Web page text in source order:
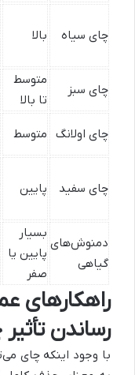
چای سیاه بالا
چای سبز
متوسط
تا بالا
چای اولانگ متوسط
چای سفید پایین
دمنوش‌های
گیاهی
بسیار
پایین یا
صفر
راهکارهای
رساندن
با وجود اینکه چای